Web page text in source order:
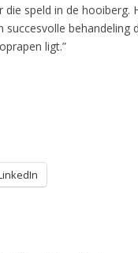
speld in de
behandeling
ligt.”